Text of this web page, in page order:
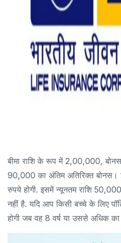
बीमा राशि के रूप में 2,00,000,
90,000 का अंतिम अतिरिक्त
रुपये होगी. इसमें न्यूनतम राशि
नहीं है. यदि आप किसी बच्चे के लिए
होगी जब वह 8 वर्ष या उससे अधिक का